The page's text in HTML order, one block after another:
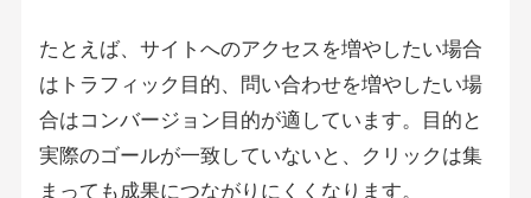
たとえば、サイトへのアクセスを増やしたい場合
はトラフィック目的、問い合わせを増やしたい場
合はコンバージョン目的が適しています。目的と
実際のゴールが一致していないと、クリックは集
まっても成果につながりにくくなります。